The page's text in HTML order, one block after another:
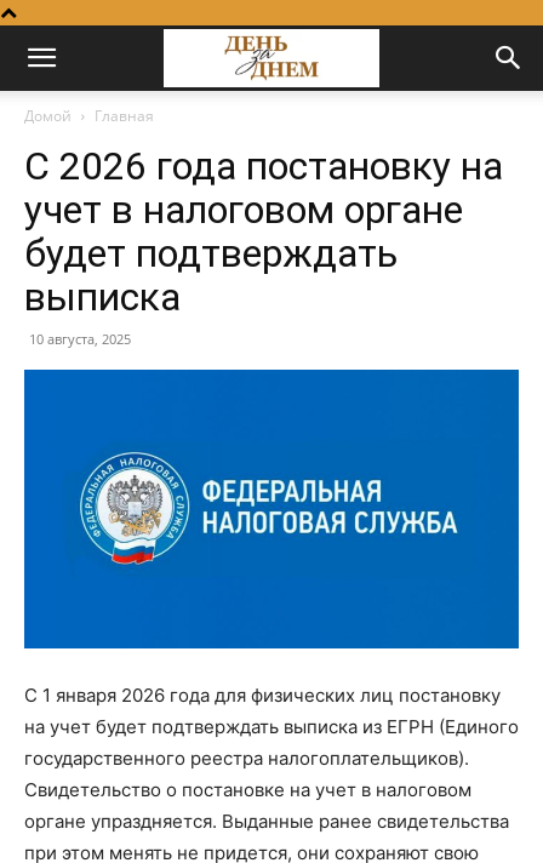
Домой Главная
С 2026 года постановку на
учет в налоговом органе
будет подтверждать
выписка
10 августа, 2025
С 1 января 2026 года для физических лиц постановку
на учет будет подтверждать выписка из ЕГРН (Единого
государственного реестра налогоплательщиков).
Свидетельство о постановке на учет в налоговом
органе упраздняется. Выданные ранее свидетельства
при этом менять не придется, они сохраняют свою